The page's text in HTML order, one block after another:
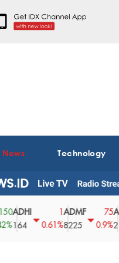
Technology
0.61%
ADMF
8225
75
0.9%
ADMG
214